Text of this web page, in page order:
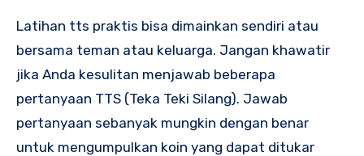
Latihan tts praktis bisa dimainkan sendiri atau
bersama teman atau keluarga. Jangan khawatir
jika Anda kesulitan menjawab beberapa
pertanyaan TTS (Teka Teki Silang). Jawab
pertanyaan sebanyak mungkin dengan benar
untuk mengumpulkan koin yang dapat ditukar